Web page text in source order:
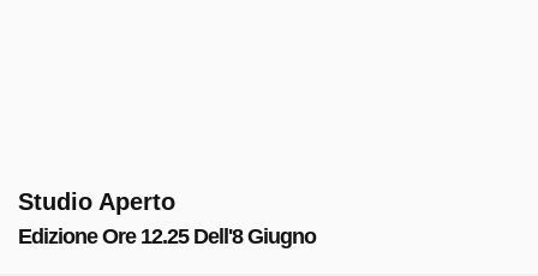
Studio Aperto
Edizione Ore 12.25 Dell'8 Giugno